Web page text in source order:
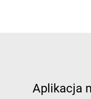
Aplikacja